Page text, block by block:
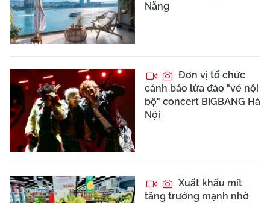
Nẵng
Đơn vị tổ chức
cảnh báo lừa đảo "vé nội
bộ" concert BIGBANG Hà
Nội
Xuất khẩu mít
tăng trưởng mạnh nhờ